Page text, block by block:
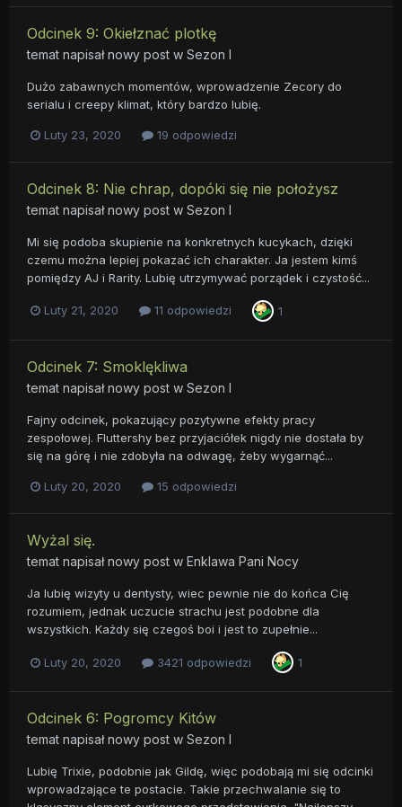
Odcinek 9: Okiełznać plotkę
temat napisał nowy post w Sezon I
Dużo zabawnych momentów, wprowadzenie Zecory do
serialu i creepy klimat, który bardzo lubię.
Luty 23, 2020 19 odpowiedzi
Odcinek 8: Nie chrap, dopóki się nie położysz
temat napisał nowy post w Sezon I
Mi się podoba skupienie na konkretnych kucykach, dzięki
czemu można lepiej pokazać ich charakter. Ja jestem kimś
pomiędzy AJ i Rarity. Lubię utrzymywać porządek i czystość...
Luty 21, 2020 11 odpowiedzi 1
Odcinek 7: Smoklękliwa
temat napisał nowy post w Sezon I
Fajny odcinek, pokazujący pozytywne efekty pracy
zespołowej. Fluttershy bez przyjaciółek nigdy nie dostała by
się na górę i nie zdobyła na odwagę, żeby wygarnąć...
Luty 20, 2020 15 odpowiedzi
Wyżal się.
temat napisał nowy post w Enklawa Pani Nocy
Ja lubię wizyty u dentysty, wiec pewnie nie do końca Cię
rozumiem, jednak uczucie strachu jest podobne dla
wszystkich. Każdy się czegoś boi i jest to zupełnie...
Luty 20, 2020 3421 odpowiedzi 1
Odcinek 6: Pogromcy Kitów
temat napisał nowy post w Sezon I
Lubię Trixie, podobnie jak Gildę, więc podobają mi się odcinki
wprowadzające te postacie. Takie przechwalanie się to